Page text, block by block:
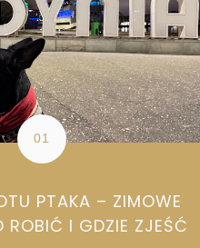
PTAKA – ZIMOWE
ROBIĆ I GDZIE ZJEŚĆ